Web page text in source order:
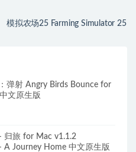
模拟农场25 Farming Simulator 25
弹射 Angry Birds Bounce for
文原生版
归旅 for Mac v1.1.2
A Journey Home 中文原生版